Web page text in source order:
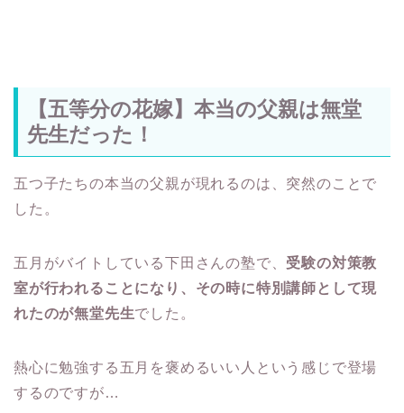
【五等分の花嫁】本当の父親は無堂
先生だった！
五つ子たちの本当の父親が現れるのは、突然のことで
した。
五月がバイトしている下田さんの塾で、 受験の対策教
室が行われることになり、その時に特別講師として現
れたのが無堂先生でした。
熱心に勉強する五月を褒めるいい人という感じで登場
するのですが…